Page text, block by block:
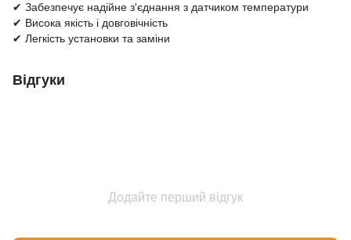
✔ Забезпечує надійне з'єднання з датчиком температури
✔ Висока якість і довговічність
✔ Легкість установки та заміни
Відгуки
Додайте перший відгук